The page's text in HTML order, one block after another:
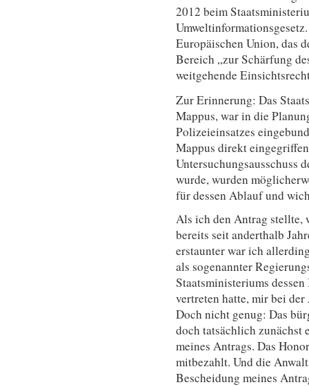
2012 beim
Europäischen Union, das
Bereich „zur Schärfung
weitgehende
Zur Erinnerung: Das
Mappus, war in die
Polizeieinsatzes
Mappus direkt
Untersuchungsausschuss
wurde, wurden
für dessen Ablauf und
Als ich den Antrag stellte,
bereits seit anderthalb
erstaunter war ich
als sogenannter
Staatsministeriums
vertreten hatte, mir bei
Doch nicht genug: Das
doch tatsächlich
meines Antrags. Das
mitbezahlt. Und die
Bescheidung meines